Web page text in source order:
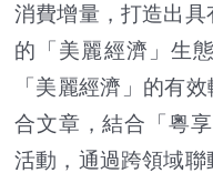
消費增量，打造出具
的「美麗經濟」生
「美麗經濟」的有
合文章，結合「粵
活動，通過跨領域